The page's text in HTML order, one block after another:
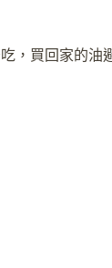
，買回家的油